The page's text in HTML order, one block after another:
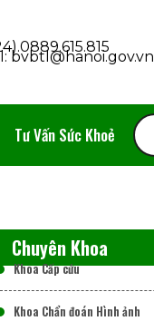
bvbtl@hanoi.gov.vn
Tư Vấn Sức Khoẻ
Chuyên Khoa
Khoa Cấp cứu
Khoa Chẩn đoán Hình ảnh